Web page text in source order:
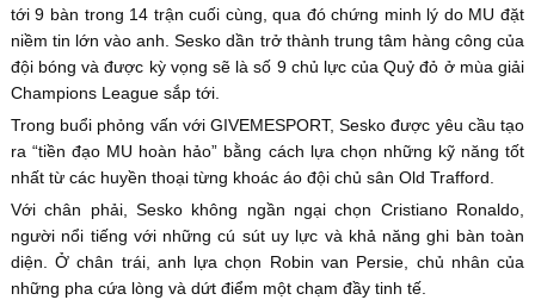
tới 9 bàn trong 14 trận cuối cùng, qua đó chứng minh lý do MU đặt
niềm tin lớn vào anh. Sesko dần trở thành trung tâm hàng công của
đội bóng và được kỳ vọng sẽ là số 9 chủ lực của Quỷ đỏ ở mùa giải
Champions League sắp tới.
Trong buổi phỏng vấn với GIVEMESPORT, Sesko được yêu cầu tạo
ra “tiền đạo MU hoàn hảo” bằng cách lựa chọn những kỹ năng tốt
nhất từ các huyền thoại từng khoác áo đội chủ sân Old Trafford.
Với chân phải, Sesko không ngần ngại chọn Cristiano Ronaldo,
người nổi tiếng với những cú sút uy lực và khả năng ghi bàn toàn
diện. Ở chân trái, anh lựa chọn Robin van Persie, chủ nhân của
những pha cứa lòng và dứt điểm một chạm đầy tinh tế.